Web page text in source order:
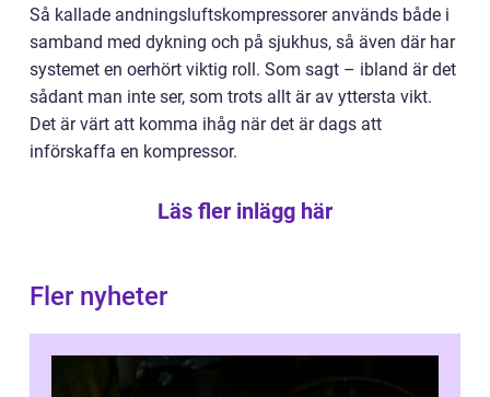
Så kallade andningsluftskompressorer används både i
samband med dykning och på sjukhus, så även där har
systemet en oerhört viktig roll. Som sagt – ibland är det
sådant man inte ser, som trots allt är av yttersta vikt.
Det är värt att komma ihåg när det är dags att
införskaffa en kompressor.
Läs fler inlägg här
Fler nyheter